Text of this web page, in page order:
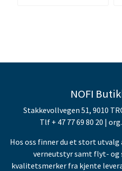
NOFI
Stakkevollvegen 51, 9010
Tlf + 47 77 69 80 20 |
Hos oss finner du et stort
verneutstyr samt flyt-
kvalitetsmerker fra kjente